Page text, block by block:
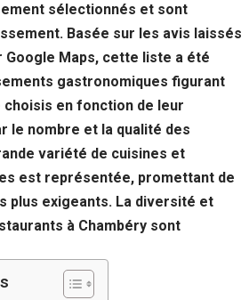
sélectionnés et sont
Basée sur les avis laissés
Maps, cette liste a été
gastronomiques figurant
choisis en fonction de leur
le nombre et la qualité des
variété de cuisines et
est représentée, promettant de
plus exigeants. La diversité et
à Chambéry sont